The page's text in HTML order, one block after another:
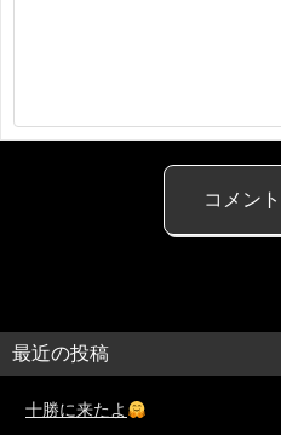
最近の投稿
十勝に来たよ